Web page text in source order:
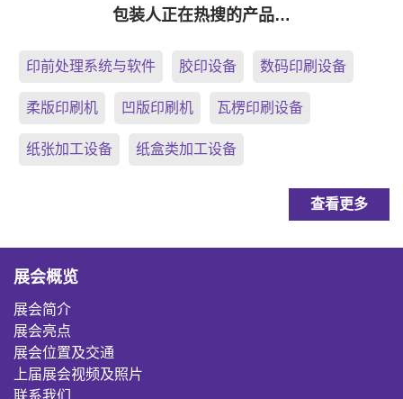
包装人正在热搜的产品…
印前处理系统与软件 胶印设备 数码印刷设备
柔版印刷机 凹版印刷机 瓦楞印刷设备
纸张加工设备 纸盒类加工设备
查看更多
展会概览
展会简介
展会亮点
展会位置及交通
上届展会视频及照片